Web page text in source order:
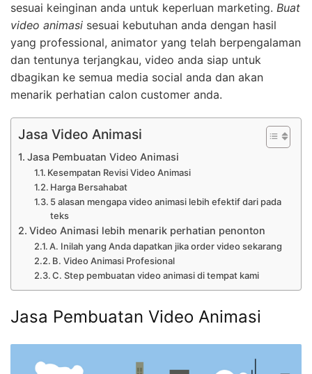
sesuai keinginan anda untuk keperluan marketing. Buat
video animasi sesuai kebutuhan anda dengan hasil
yang professional, animator yang telah berpengalaman
dan tentunya terjangkau, video anda siap untuk
dbagikan ke semua media social anda dan akan
menarik perhatian calon customer anda.
Jasa Video Animasi
Jasa Pembuatan Video Animasi
Kesempatan Revisi Video Animasi
Harga Bersahabat
5 alasan mengapa video animasi lebih efektif dari pada
teks
Video Animasi lebih menarik perhatian penonton
A. Inilah yang Anda dapatkan jika order video sekarang
B. Video Animasi Profesional
C. Step pembuatan video animasi di tempat kami
Jasa Pembuatan Video Animasi